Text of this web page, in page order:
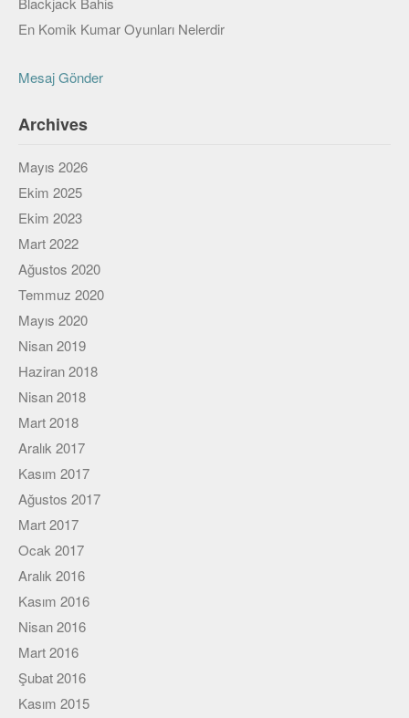
En Komik Kumar Oyunları Nelerdir
Mesaj Gönder
Archives
Mayıs 2026
Ekim 2025
Ekim 2023
Mart 2022
Ağustos 2020
Temmuz 2020
Mayıs 2020
Nisan 2019
Haziran 2018
Nisan 2018
Mart 2018
Aralık 2017
Kasım 2017
Ağustos 2017
Mart 2017
Ocak 2017
Aralık 2016
Kasım 2016
Nisan 2016
Mart 2016
Şubat 2016
Kasım 2015